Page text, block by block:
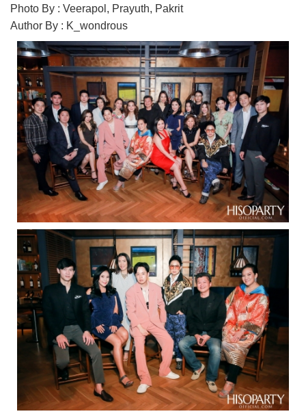
Photo By : Veerapol, Prayuth, Pakrit
Author By : K_wondrous